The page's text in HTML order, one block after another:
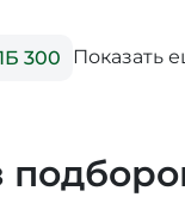
300 Показать